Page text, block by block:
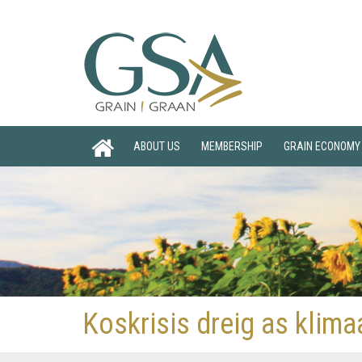
ABOUT US MEMBERSHIP GRAIN ECONOMY
Koskrisis dreig as